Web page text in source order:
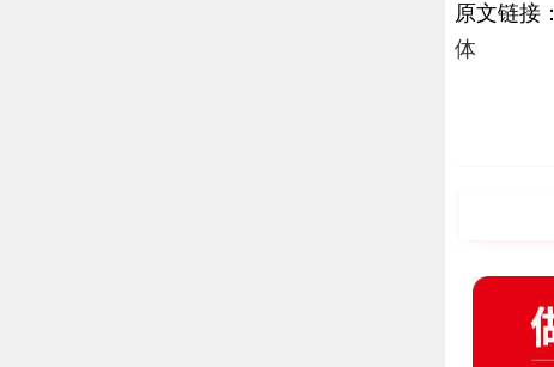
原文链接：
体